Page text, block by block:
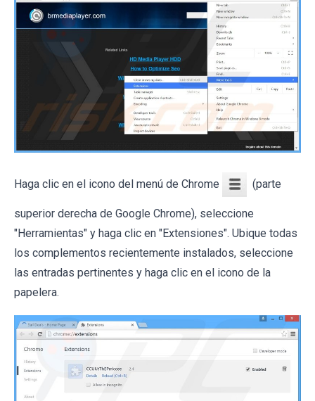
Haga clic en el icono del menú de Chrome (parte
superior derecha de Google Chrome), seleccione
"Herramientas" y haga clic en "Extensiones". Ubique todas
los complementos recientemente instalados, seleccione
las entradas pertinentes y haga clic en el icono de la
papelera.